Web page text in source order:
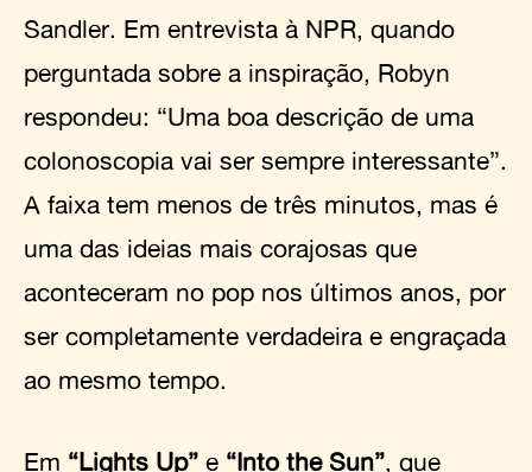
Sandler. Em entrevista à NPR, quando
perguntada sobre a inspiração, Robyn
respondeu: “Uma boa descrição de uma
colonoscopia vai ser sempre interessante”.
A faixa tem menos de três minutos, mas é
uma das ideias mais corajosas que
aconteceram no pop nos últimos anos, por
ser completamente verdadeira e engraçada
ao mesmo tempo.
Em “Lights Up” e “Into the Sun” , que